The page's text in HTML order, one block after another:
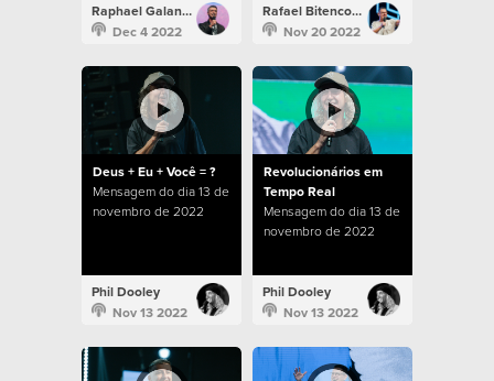
Raphael Galante
Dec 4 2022
Rafael Bitencourt
Nov 20 2022
Deus + Eu + Você = ?
Mensagem do dia 13 de
novembro de 2022
Phil Dooley
Nov 13 2022
Revolucionários em
Tempo Real
Mensagem do dia 13 de
novembro de 2022
Phil Dooley
Nov 13 2022